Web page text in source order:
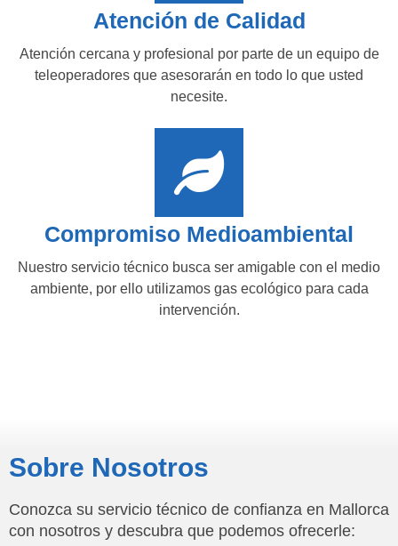
Atención de Calidad
Atención cercana y profesional por parte de un equipo de
teleoperadores que asesorarán en todo lo que usted
necesite.
Compromiso Medioambiental
Nuestro servicio técnico busca ser amigable con el medio
ambiente, por ello utilizamos gas ecológico para cada
intervención.
Sobre Nosotros
Conozca su servicio técnico de confianza en Mallorca
con nosotros y descubra que podemos ofrecerle: